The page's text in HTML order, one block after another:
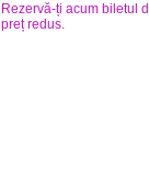
Rezervă-ți acum biletul
preț redus.